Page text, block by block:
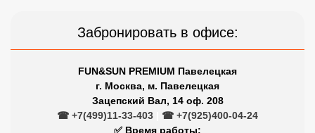
Забронировать в офисе:
FUN&SUN PREMIUM Павелецкая
г. Москва, м. Павелецкая
Зацепский Вал, 14 оф. 208
☎ +7(499)11-33-403
☎ +7(925)400-04-24
✅ Время работы: